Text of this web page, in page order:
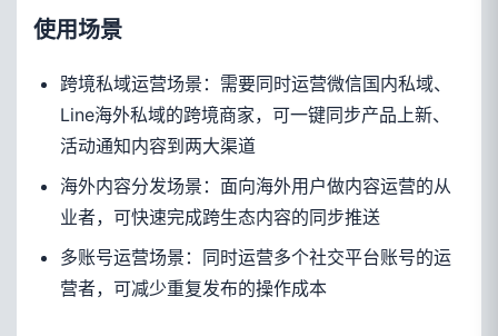
使用场景
跨境私域运营场景：需要同时运营微信国内私域、
Line海外私域的跨境商家，可一键同步产品上新、
活动通知内容到两大渠道
海外内容分发场景：面向海外用户做内容运营的从
业者，可快速完成跨生态内容的同步推送
多账号运营场景：同时运营多个社交平台账号的运
营者，可减少重复发布的操作成本